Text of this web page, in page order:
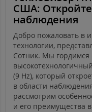
США:
наблюдения
Добро пожаловать в
технологии,
Сотник. Мы гордимся
(9 Hz), который
в области
рассмотрим
и его преимущества